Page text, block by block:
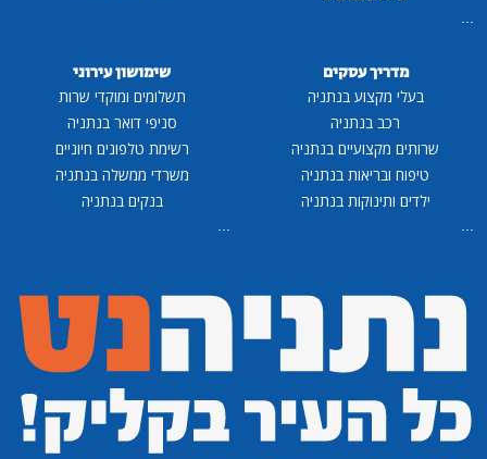
מדריך עסקים
בעלי מקצוע בנתניה
רכב בנתניה
שרותים מקצועיים בנתניה
טיפוח ובריאות בנתניה
ילדים ותינוקות בנתניה
שימושון עירוני
תשלומים ומוקדי שרות
סניפי דואר בנתניה
רשימת טלפונים חיוניים
משרדי ממשלה בנתניה
בנקים בנתניה